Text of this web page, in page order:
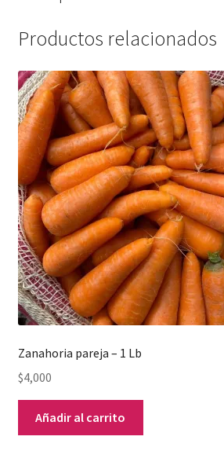
Productos relacionados
Zanahoria pareja – 1 Lb
$4,000
Añadir al carrito